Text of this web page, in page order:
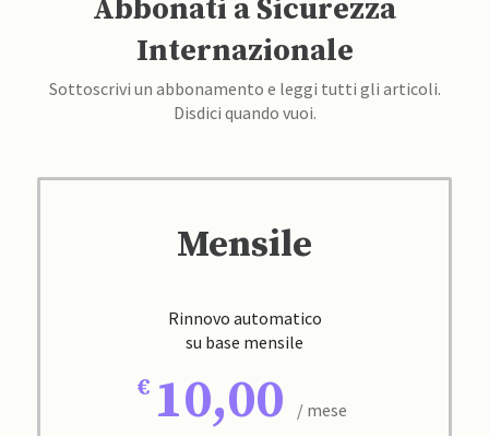
Abbonati a Sicurezza
Internazionale
Sottoscrivi un abbonamento e leggi tutti gli articoli.
Disdici quando vuoi.
Mensile
Rinnovo automatico
su base mensile
10,00 / mese